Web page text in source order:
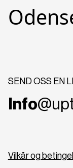
SEND OSS EN
Info
Vilkår og